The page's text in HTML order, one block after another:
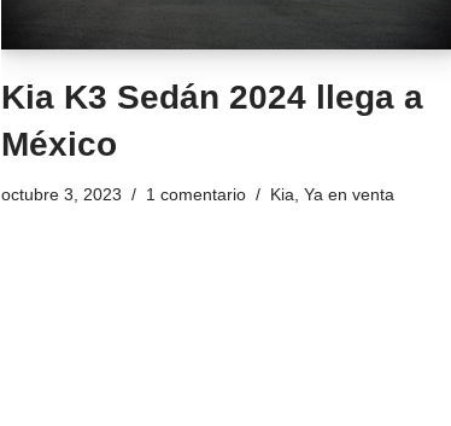
Kia K3 Sedán 2024 llega a
México
octubre 3, 2023 1 comentario Kia, Ya en venta